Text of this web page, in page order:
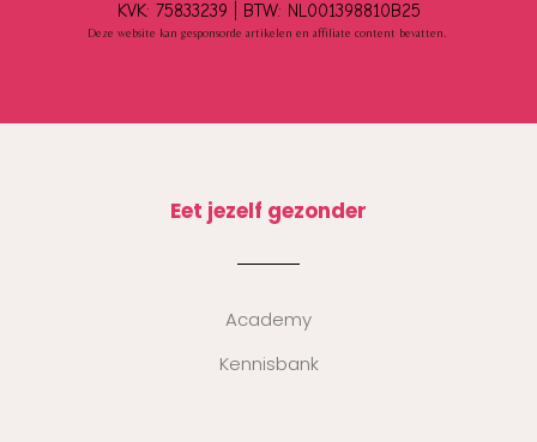
KVK: 75833239 | BTW: NL001398810B25
Deze website kan gesponsorde artikelen en affiliate content bevatten.
Eet jezelf gezonder
Academy
Kennisbank